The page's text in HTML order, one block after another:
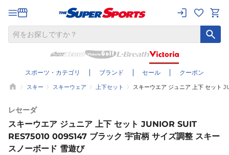
スポーツ・カテゴリ ブランド セール クーポン
スキー スキーウェア 上下セット スキーウエア ジュニア 上下 セット
レセーダ
スキーウエア ジュニア 上下 セット JUNIOR SUIT
RES75010 009S147 ブラック 宇宙柄 サイズ調整 スキー
スノーボード 雪遊び